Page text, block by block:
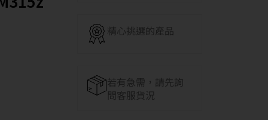
精心挑選的產品
若有急需，請先詢
問客服貨況